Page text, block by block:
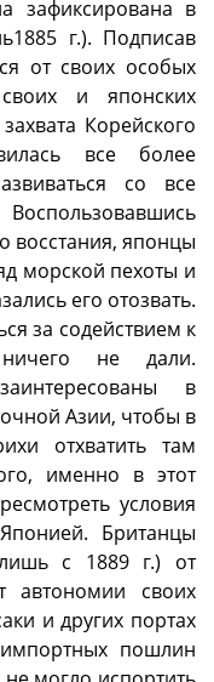
зафиксирована в
г.). Подписав
от своих особых
и японских
Корейского
все более
со все
восстания, японцы
морской пехоты и
его отозвать.
за содействием к
ничего не дали.
в
Азии, чтобы в
отхватить там
именно в этот
условия
Британцы
лишь с 1889 г.) от
автономии своих
и других портах
пошлин